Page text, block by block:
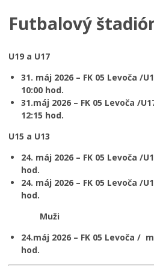
Futbalový
U19 a U17
31. máj 2026 – FK 05 Levoča /
10:00 hod.
31.máj 2026 – FK 05 Levoča /
12:15 hod.
U15 a U13
24. máj 2026 – FK 05 Levoča /
hod.
24. máj 2026 – FK 05 Levoča /
hod.
Muži
24.máj 2026 – FK 05 Levoča /
hod.